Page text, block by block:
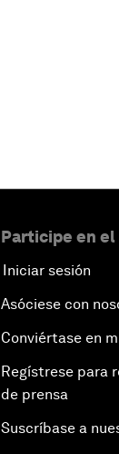
Participe en el
Iniciar sesión
Asóciese con
Conviértase en
Regístrese para
de prensa
Suscríbase a